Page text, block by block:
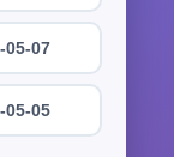
05-07
05-05